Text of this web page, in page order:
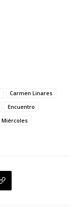
Carmen Linares
Encuentro
Miércoles